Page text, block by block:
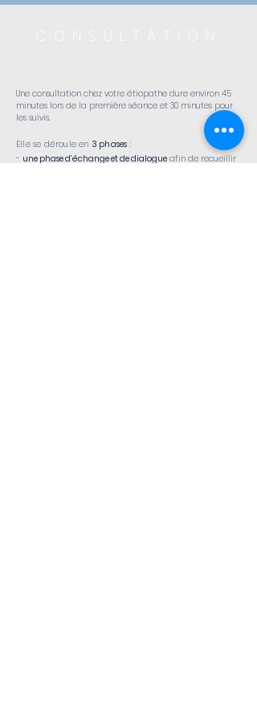
Une consultation chez votre étiopathe dure environ 45
minutes lors de la première séance et 30 minutes pour
les suivis.
Elle se déroule en 3 phases :
- une phase d’échange et de dialogue afin de recueillir